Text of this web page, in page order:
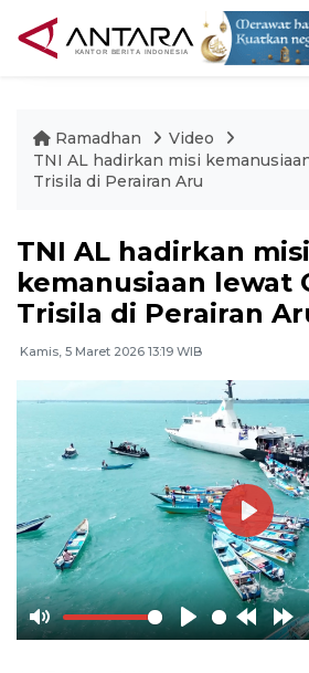
Ramadhan
Video
TNI AL hadirkan misi
Trisila di Perairan Aru
TNI AL hadirkan misi
kemanusiaan lewat
Trisila di Perairan
Kamis, 5 Maret 2026 13:19 WIB
Mute Play
Play